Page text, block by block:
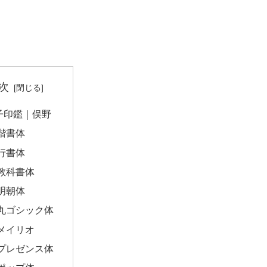
印鑑｜俣野
書体
書体
科書体
朝体
ゴシック体
イリオ
レゼンス体